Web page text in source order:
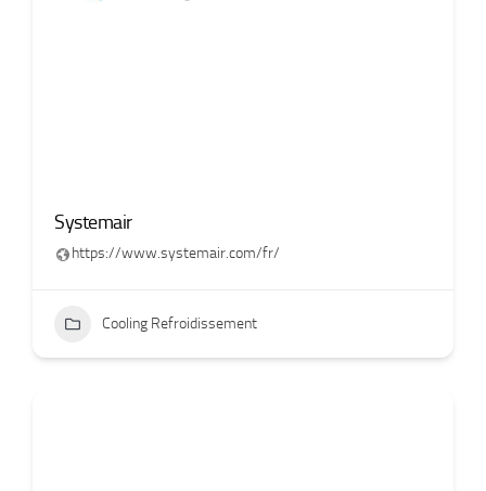
Systemair
https://www.systemair.com/fr/
Cooling Refroidissement